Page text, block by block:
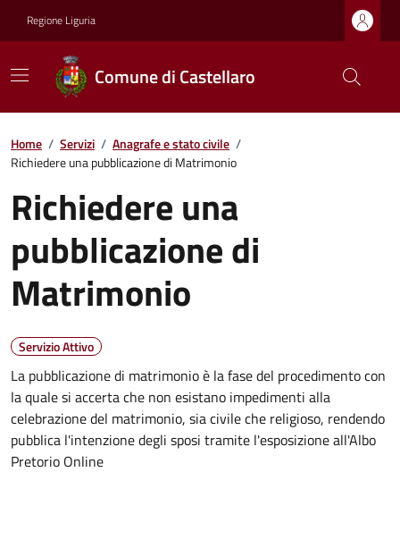
Regione Liguria
Comune di Castellaro
Home / Servizi / Anagrafe e stato civile /
Richiedere una pubblicazione di Matrimonio
Richiedere una
pubblicazione di
Matrimonio
Servizio Attivo
La pubblicazione di matrimonio è la fase del procedimento con
la quale si accerta che non esistano impedimenti alla
celebrazione del matrimonio, sia civile che religioso, rendendo
pubblica l'intenzione degli sposi tramite l'esposizione all'Albo
Pretorio Online